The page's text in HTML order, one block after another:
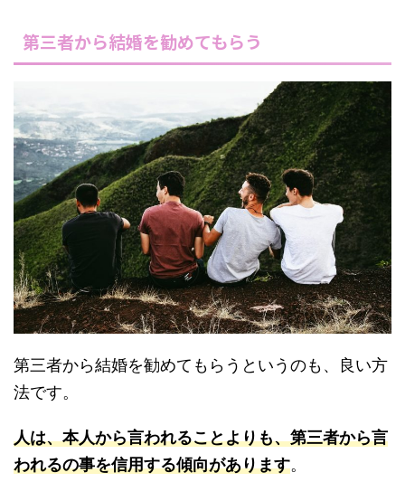
第三者から結婚を勧めてもらう
第三者から結婚を勧めてもらうというのも、良い方
法です。
人は、本人から言われることよりも、第三者から言
われるの事を信用する傾向があります。